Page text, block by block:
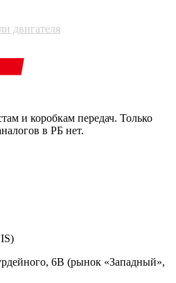
двигателя
и коробкам передач. Только
в РБ нет.
6В (рынок «Западный»,